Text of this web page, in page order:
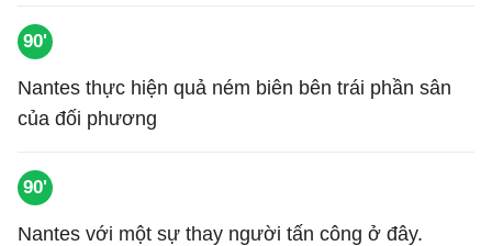
90'
Nantes thực hiện quả ném biên bên trái phần sân
của đối phương
90'
Nantes với một sự thay người tấn công ở đây.